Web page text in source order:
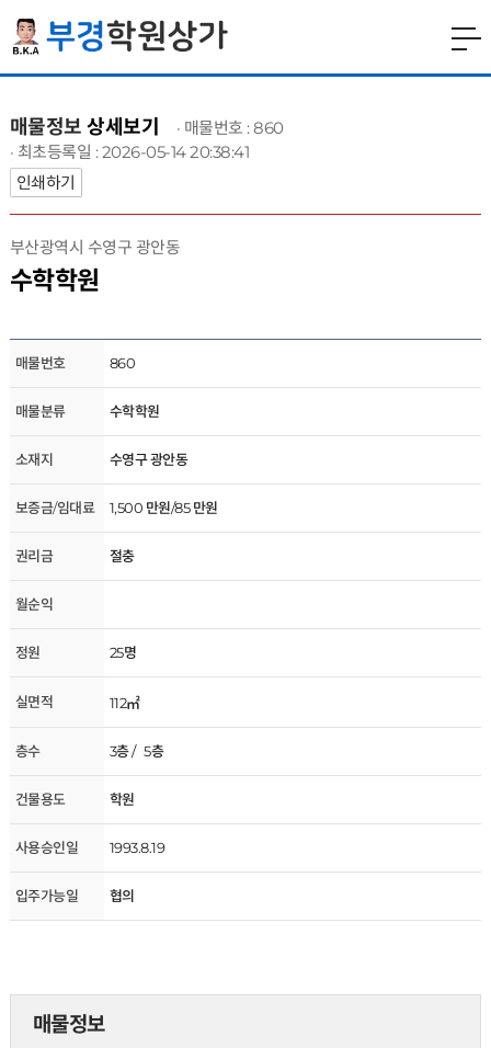
매물정보상세보기
· 매물번호 : 860
· 최초등록일 : 2026-05-14 20:38:41
인쇄하기
부산광역시 수영구 광안동
수학학원
매물번호 860
매물분류 수학학원
소재지 수영구 광안동
보증금/임대료 1,500 만원/85 만원
권리금 절충
월순익
정원 25명
실면적 112㎡
층수 3층 / 5층
건물용도 학원
사용승인일 1993.8.19
입주가능일 협의
매물정보